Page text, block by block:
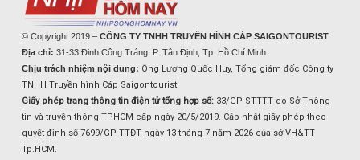
© Copyright 2019 – CÔNG TY TNHH TRUYỀN HÌNH CÁP SAIGONTOURIST
Địa chỉ: 31-33 Đinh Công Tráng, P. Tân Định, Tp. Hồ Chí Minh.
Chịu trách nhiệm nội dung: Ông Lương Quốc Huy, Tổng giám đốc Công ty
TNHH Truyền hình Cáp Saigontourist.
Giấy phép trang thông tin điện tử tổng hợp số: 33/GP-STTTT do Sở Thông
tin và truyền thông TPHCM cấp ngày 20/5/2019. Cập nhật giấy phép theo
quyết định số 7699/GP-TTĐT ngày 13 tháng 7 năm 2026 của sở VH&TT
Tp.HCM.